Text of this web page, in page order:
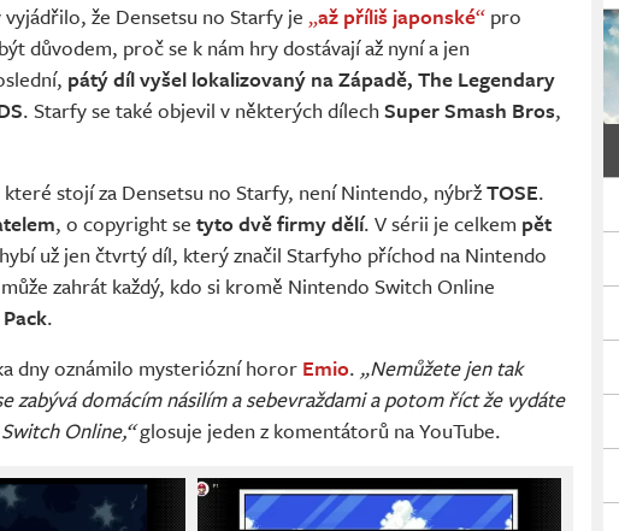
že Densetsu no Starfy je „až příliš japonské“ pro
důvodem, proč se k nám hry dostávají až nyní a jen
pátý díl vyšel lokalizovaný na Západě, The Legendary
. Starfy se také objevil v některých dílech Super Smash Bros,
stojí za Densetsu no Starfy, není Nintendo, nýbržTOSE.
, o copyright se tyto dvě firmy dělí. V sérii je celkem pět
už jen čtvrtý díl, který značil Starfyho příchod na Nintendo
zahrát každý, kdo si kromě Nintendo Switch Online
.
dny oznámilo mysteriózní horor Emio. „Nemůžete jen tak
zabývá domácím násilím a sebevraždami a potom říct že vydáte
Online,“glosuje jeden z komentátorů na YouTube.